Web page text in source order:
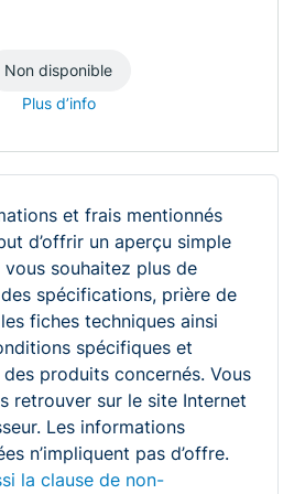
Non disponible
Plus d’info
et frais mentionnés
d’offrir un aperçu simple
vous souhaitez plus de
spécifications, prière de
fiches techniques ainsi
spécifiques et
des produits concernés. Vous
retrouver sur le site Internet
Les informations
n’impliquent pas d’offre.
la clause de non-